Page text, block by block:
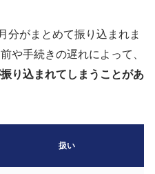
分がまとめて振り込まれま
や手続きの遅れによって、
り込まれてしまうことがあ
扱い